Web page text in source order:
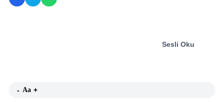
Sesli Oku
- Aa +